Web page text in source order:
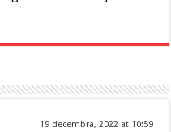
19 decembra, 2022 at 10:59